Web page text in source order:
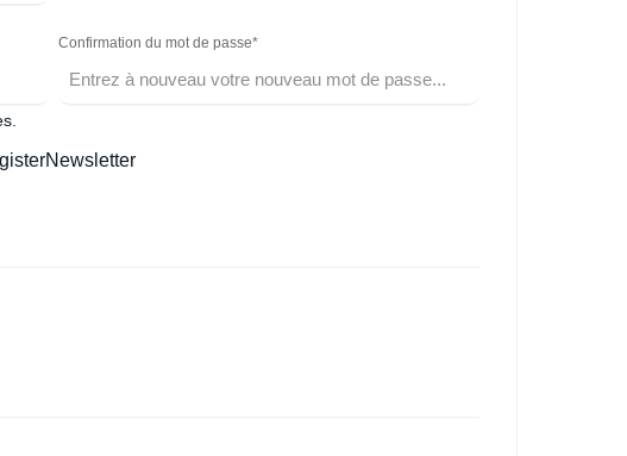
Confirmation du mot de passe*